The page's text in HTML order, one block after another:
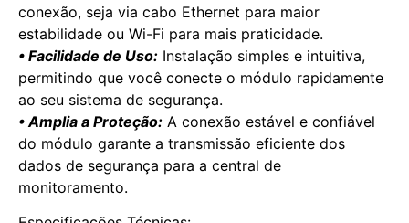
conexão, seja via cabo Ethernet para maior
estabilidade ou Wi-Fi para mais praticidade.
• Facilidade de Uso: Instalação simples e intuitiva,
permitindo que você conecte o módulo rapidamente
ao seu sistema de segurança.
• Amplia a Proteção: A conexão estável e confiável
do módulo garante a transmissão eficiente dos
dados de segurança para a central de
monitoramento.